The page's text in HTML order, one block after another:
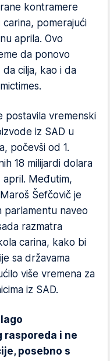
kontramere
pomerajući
aprila. Ovo
da ponovo
cilja, kao i da
postavila vremenski
iz SAD u
počevši od 1.
18 milijardi dolara
april. Međutim,
Šefčovič je
parlamentu naveo
razmatra
carina, kako bi
sa državama
više vremena za
iz SAD.
rasporeda i ne
posebno s